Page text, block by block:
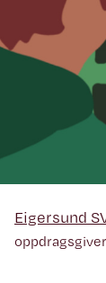
Eigersund
oppdragsgiver